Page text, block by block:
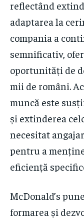
reflectând
adaptarea la
compania a
semnificativ,
oportunități de
mii de români.
muncă este
și extinderea
necesitat
pentru a
eficiență
McDonald’s
formarea și